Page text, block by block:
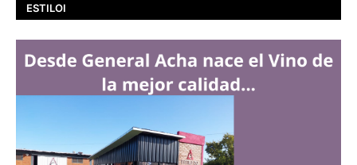
ESTILOI